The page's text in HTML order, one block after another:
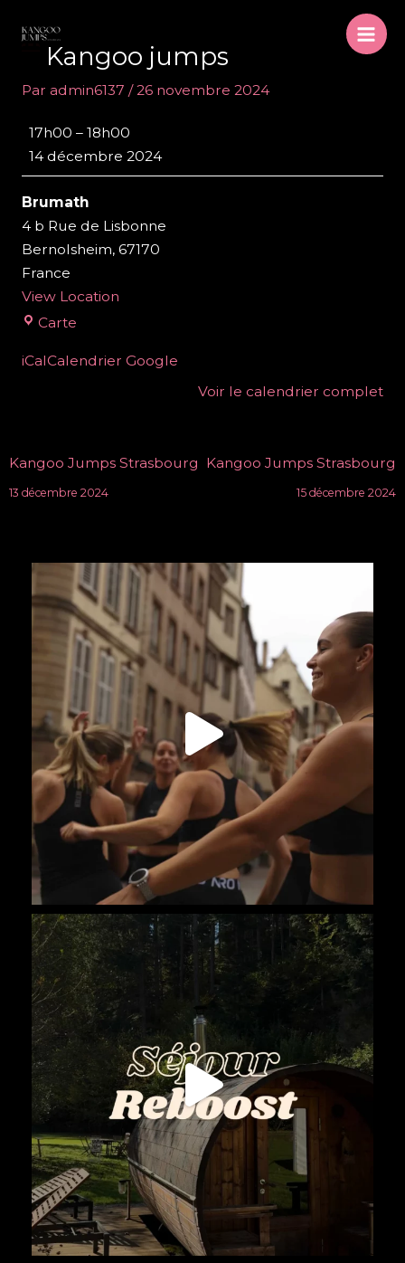
contenuKangoo jumps
Par admin6137 /26 novembre 2024
Kangoo
jumps
17h00 – 18h00
14 décembre 2024
Brumath
4 b Rue de Lisbonne
Bernolsheim, 67170
France
View Location
CarteBrumath
iCalCalendrier Google
Voir le calendrier complet
Navigation
Kangoo Jumps Strasbourg
13 décembre 2024
Kangoo Jumps Strasbourg
15 décembre 2024